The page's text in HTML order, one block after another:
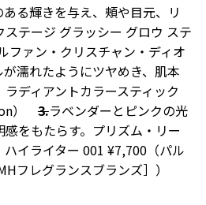
る輝きを与え、頰や目元、リ
テージ グラッシー グロウ ステ
ファン・クリスチャン・ディオ
濡れたようにツヤめき、肌本
ディアントカラースティック
） 3.ラベンダーとピンクの光
をもたらす。プリズム・リー
イライター 001 ¥7,700（パル
フレグランスブランズ］）